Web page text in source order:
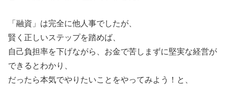
「融資」は完全に他人事でしたが、
賢く正しいステップを踏めば、
自己負担率を下げながら、お金で苦しまずに堅実な経営が
できるとわかり、
だったら本気でやりたいことをやってみよう！と、